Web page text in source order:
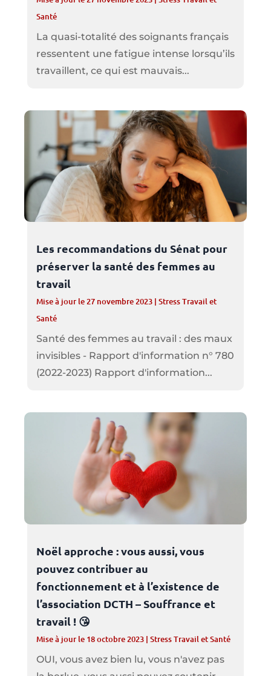
Santé
La quasi-totalité des soignants français
ressentent une fatigue intense lorsqu’ils
travaillent, ce qui est mauvais...
Les recommandations du Sénat pour
préserver la santé des femmes au
travail
Mise à jour le 27 novembre 2023| Stress Travail et
Santé
Santé des femmes au travail : des maux
invisibles - Rapport d'information n° 780
(2022-2023) Rapport d'information...
Noël approche : vous aussi, vous
pouvez contribuer au
fonctionnement et à l’existence de
l’association DCTH – Souffrance et
travail ! 😘
Mise à jour le 18 octobre 2023| Stress Travail et Santé
OUI, vous avez bien lu, vous n'avez pas